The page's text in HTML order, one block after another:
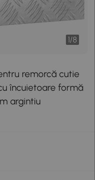
1/8
remorcă cutie
încuietoare formă
argintiu